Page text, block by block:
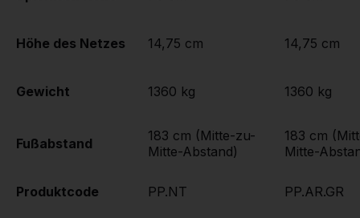
Höhe des Netzes
Gewicht
Fußabstand
Produktcode
14,75 cm
1360 kg
183 cm (Mitte-zu-
Mitte-Abstand)
PP.NT
14,75 cm
1360 kg
183 cm
Mitte-
PP.AR.GR